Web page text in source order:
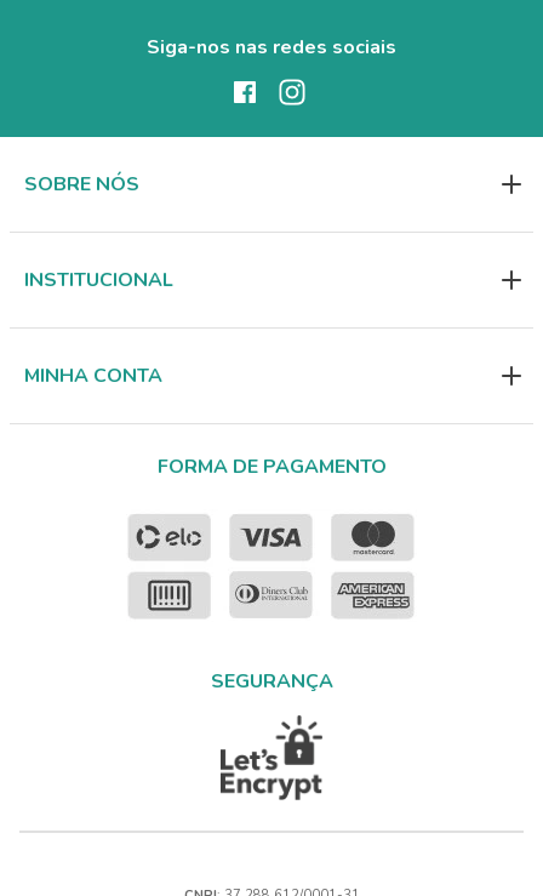
Siga-nos nas redes sociais
SOBRE NÓS
INSTITUCIONAL
MINHA CONTA
FORMA DE PAGAMENTO
SEGURANÇA